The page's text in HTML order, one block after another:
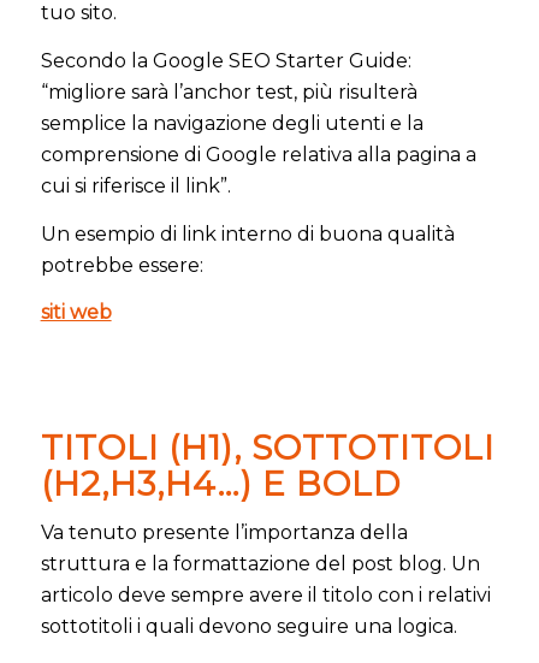
tuo sito.
Secondo la Google SEO Starter Guide:
“migliore sarà l’anchor test, più risulterà
semplice la navigazione degli utenti e la
comprensione di Google relativa alla pagina a
cui si riferisce il link”.
Un esempio di link interno di buona qualità
potrebbe essere:
siti web
TITOLI (H1), SOTTOTITOLI
(H2,H3,H4…) E BOLD
Va tenuto presente l’importanza della
struttura e la formattazione del post blog. Un
articolo deve sempre avere il titolo con i relativi
sottotitoli i quali devono seguire una logica.